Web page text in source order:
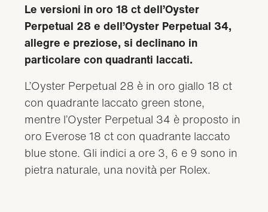
Le versioni in oro 18 ct dell’Oyster
Perpetual 28 e dell’Oyster Perpetual 34,
allegre e preziose, si declinano in
particolare con quadranti laccati.
L’Oyster Perpetual 28 è in oro giallo 18 ct
con quadrante laccato green stone,
mentre l’Oyster Perpetual 34 è proposto in
oro Everose 18 ct con quadrante laccato
blue stone. Gli indici a ore 3, 6 e 9 sono in
pietra naturale, una novità per Rolex.